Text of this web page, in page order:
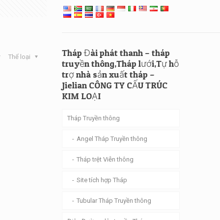
Thể loại
Tháp Đài phát thanh – tháp
truyền thông,Tháp lưới,Tự hỗ
trợ nhà sản xuất tháp –
Jielian CÔNG TY CẤU TRÚC
KIM LOẠI
Tháp Truyền thông
Angel Tháp Truyền thông
Tháp trệt Viễn thông
Site tích hợp Tháp
Tubular Tháp Truyền thông